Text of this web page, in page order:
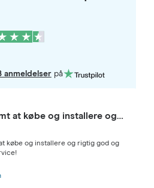
anmeldelserpå
at købe og installere og…
købe og installere og rigtig god og